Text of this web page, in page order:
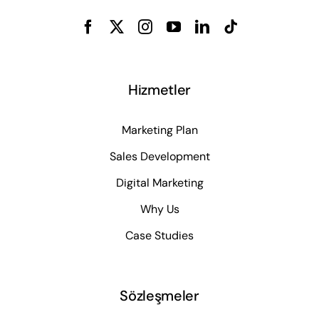
Hizmetler
Marketing Plan
Sales Development
Digital Marketing
Why Us
Case Studies
Sözleşmeler